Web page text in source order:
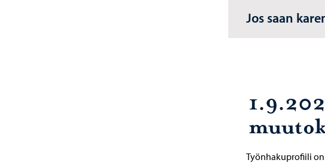
Jos saan
Työnhakuprofiili